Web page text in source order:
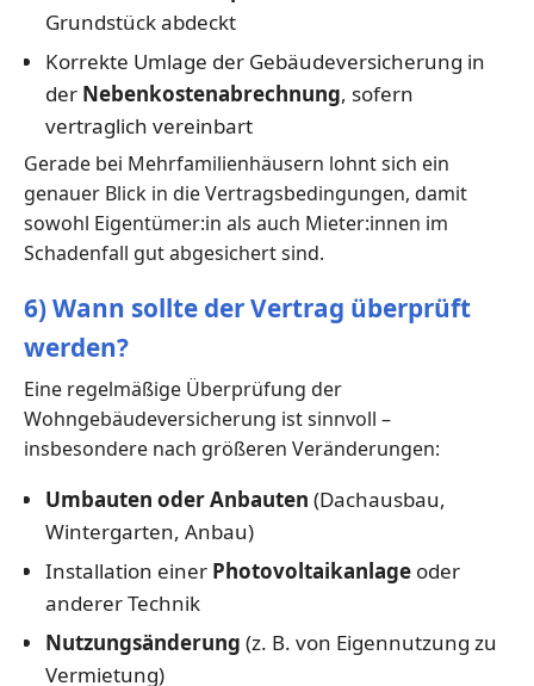
Grundstück abdeckt
Korrekte Umlage der Gebäudeversicherung in
der Nebenkostenabrechnung, sofern
vertraglich vereinbart
Gerade bei Mehrfamilienhäusern lohnt sich ein
genauer Blick in die Vertragsbedingungen, damit
sowohl Eigentümer:in als auch Mieter:innen im
Schadenfall gut abgesichert sind.
6) Wann sollte der Vertrag überprüft
werden?
Eine regelmäßige Überprüfung der
Wohngebäudeversicherung ist sinnvoll –
insbesondere nach größeren Veränderungen:
Umbauten oder Anbauten (Dachausbau,
Wintergarten, Anbau)
Installation einer Photovoltaikanlageoder
anderer Technik
Nutzungsänderung (z. B. von Eigennutzung zu
Vermietung)